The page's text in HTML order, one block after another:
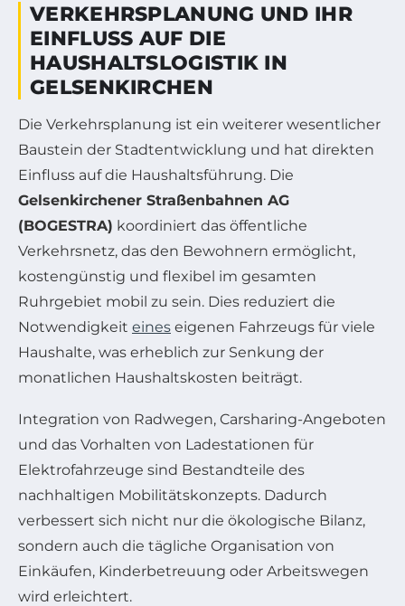
VERKEHRSPLANUNG UND IHR
EINFLUSS AUF DIE
HAUSHALTSLOGISTIK IN
GELSENKIRCHEN
Die Verkehrsplanung ist ein weiterer wesentlicher
Baustein der Stadtentwicklung und hat direkten
Einfluss auf die Haushaltsführung. Die
Gelsenkirchener Straßenbahnen AG
(BOGESTRA) koordiniert das öffentliche
Verkehrsnetz, das den Bewohnern ermöglicht,
kostengünstig und flexibel im gesamten
Ruhrgebiet mobil zu sein. Dies reduziert die
Notwendigkeit eines eigenen Fahrzeugs für viele
Haushalte, was erheblich zur Senkung der
monatlichen Haushaltskosten beiträgt.
Integration von Radwegen, Carsharing-Angeboten
und das Vorhalten von Ladestationen für
Elektrofahrzeuge sind Bestandteile des
nachhaltigen Mobilitätskonzepts. Dadurch
verbessert sich nicht nur die ökologische Bilanz,
sondern auch die tägliche Organisation von
Einkäufen, Kinderbetreuung oder Arbeitswegen
wird erleichtert.